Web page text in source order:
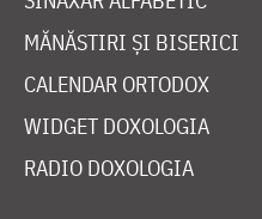
MĂNĂSTIRI ȘI BISERICI
CALENDAR ORTODOX
WIDGET DOXOLOGIA
RADIO DOXOLOGIA